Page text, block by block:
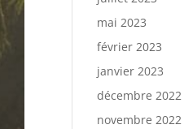
mai 2023
février 2023
janvier 2023
décembre 2022
novembre 2022